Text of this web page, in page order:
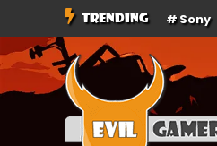
naar
de
TRENDING Sony